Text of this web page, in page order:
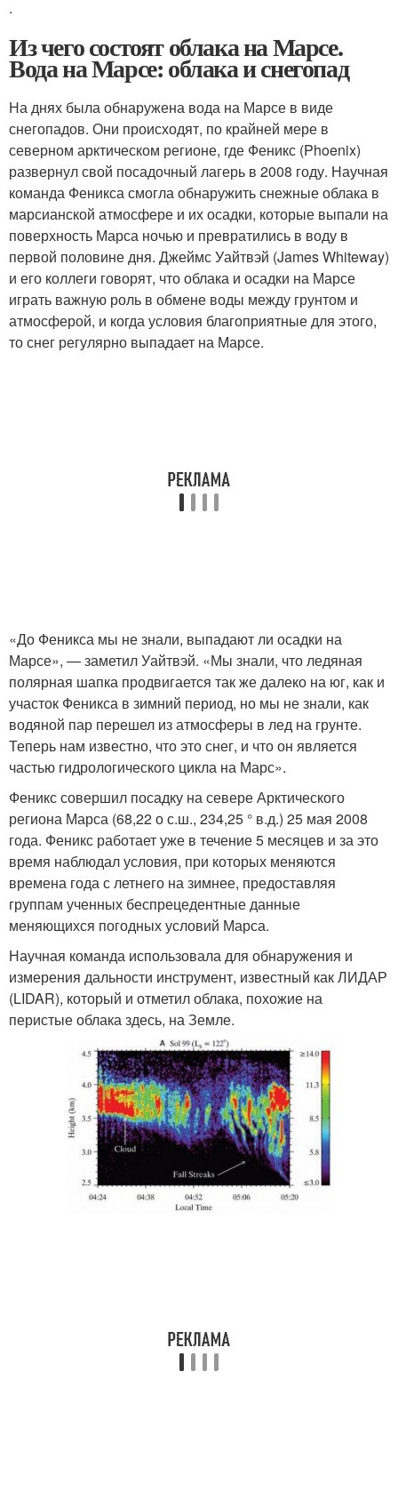
.
Из чего состоят облака на Марсе.
Вода на Марсе: облака и снегопад
На днях была обнаружена вода на Марсе в виде
снегопадов. Они происходят, по крайней мере в
северном арктическом регионе, где Феникс (Phoenix)
развернул свой посадочный лагерь в 2008 году. Научная
команда Феникса смогла обнаружить снежные облака в
марсианской атмосфере и их осадки, которые выпали на
поверхность Марса ночью и превратились в воду в
первой половине дня. Джеймс Уайтвэй (James Whiteway)
и его коллеги говорят, что облака и осадки на Марсе
играть важную роль в обмене воды между грунтом и
атмосферой, и когда условия благоприятные для этого,
то снег регулярно выпадает на Марсе.
«До Феникса мы не знали, выпадают ли осадки на
Марсе», — заметил Уайтвэй. «Мы знали, что ледяная
полярная шапка продвигается так же далеко на юг, как и
участок Феникса в зимний период, но мы не знали, как
водяной пар перешел из атмосферы в лед на грунте.
Теперь нам известно, что это снег, и что он является
частью гидрологического цикла на Марс».
Феникс совершил посадку на севере Арктического
региона Марса (68,22 о с.ш., 234,25 ° в.д.) 25 мая 2008
года. Феникс работает уже в течение 5 месяцев и за это
время наблюдал условия, при которых меняются
времена года с летнего на зимнее, предоставляя
группам ученных беспрецедентные данные
меняющихся погодных условий Марса.
Научная команда использовала для обнаружения и
измерения дальности инструмент, известный как ЛИДАР
(LIDAR), который и отметил облака, похожие на
перистые облака здесь, на Земле.